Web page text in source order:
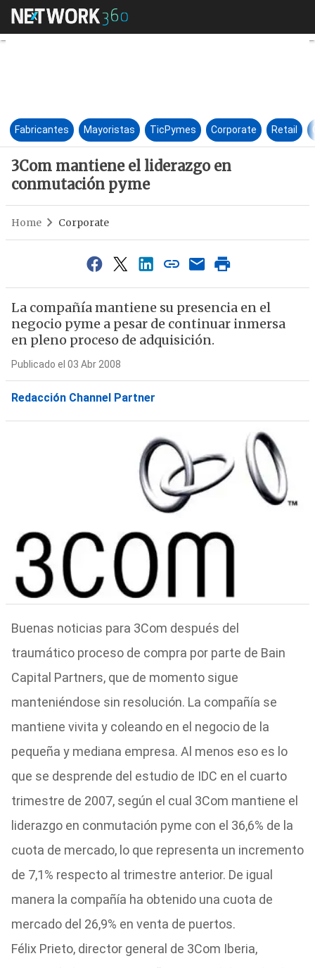
3Com mantiene el liderazgo
Fabricantes Mayoristas TicPymes Corporate Retail
3Com mantiene el liderazgo en
conmutación pyme
Home Corporate
La compañía mantiene su presencia en el
negocio pyme a pesar de continuar inmersa
en pleno proceso de adquisición.
Publicado el 03 Abr 2008
Redacción Channel Partner
Buenas noticias para 3Com después del
traumático proceso de compra por parte de Bain
Capital Partners, que de momento sigue
manteniéndose sin resolución. La compañía se
mantiene vivita y coleando en el negocio de la
pequeña y mediana empresa. Al menos eso es lo
que se desprende del estudio de IDC en el cuarto
trimestre de 2007, según el cual 3Com mantiene el
liderazgo en conmutación pyme con el 36,6% de la
cuota de mercado, lo que representa un incremento
de 7,1% respecto al trimestre anterior. De igual
manera la compañía ha obtenido una cuota de
mercado del 26,9% en venta de puertos.
Félix Prieto, director general de 3Com Iberia,